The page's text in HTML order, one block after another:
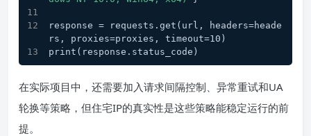
response = requests.get(url, headers=heade
rs, proxies=proxies, timeout=10)
print(response.status_code)
在实际项目中，还需要加入请求间隔控制、异常重试和UA
轮换等策略，但住宅IP的真实性是这些策略能稳定运行的前
提。